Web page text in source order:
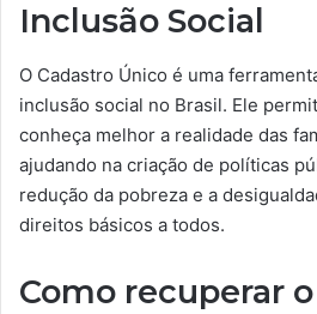
Inclusão Social
O Cadastro Único é uma
inclusão social no Brasil. Ele
conheça melhor a realidade das
ajudando na criação de políticas
redução da pobreza e a
direitos básicos a todos.
Como recuperar